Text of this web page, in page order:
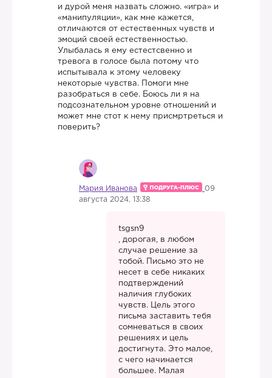
и дурой меня назвать сложно. «игра» и
«манипуляции», как мне кажется,
отличаются от естественных чувств и
эмоций своей естественностью.
Улыбалась я ему естестсвенно и
тревога в голосе была потому что
испытывала к этому человеку
некоторые чувства. Помоги мне
разобраться в себе. Боюсь ли я на
подсознательном уровне отношений и
может мне стот к нему присмртреться и
поверить?
Мария Иванова
09
августа 2024, 13:38
tsgsn9
, дорогая, в любом
случае решение за
тобой. Письмо это не
несет в себе никаких
подтверждений
наличия глубоких
чувств. Цель этого
письма заставить тебя
сомневаться в своих
решениях и цель
достигнута. Это малое,
с чего начинается
большее. Малая